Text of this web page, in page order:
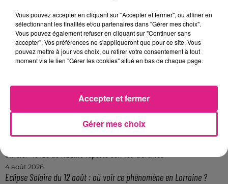
FIL ACTUS
7 août 2026
Lorraine : une journée pas comme les autres au Parc animalier de...
Metz : une distribution de lunette gratuite pour voir l’éclipse
Casting de Woof : l'Euro-Métropole de Metz part à la recherche de...
Officiel : Gauthier Hein quitte le FC Metz pour l'OGC Nice
Officiel : le lac de Madine reporte son feu d’artifice
4 août 2026
Eclipse Solaire du 12 août : où voir ce phénomène en Lorraine ?
Vous pouvez accepter en cliquant sur "Accepter et fermer", ou affiner en
sélectionnant les finalités et/ou partenaires dans "Gérer mes choix".
Vous pouvez également refuser en cliquant sur "Continuer sans
accepter". Vos préférences ne s'appliqueront que pour ce site. Vous
pouvez mettre à jour vos choix, ou retirer votre consentement à tout
moment via le lien "Gérer les cookies" situé en bas de chaque page.
Gérer mes choix
Accepter et fermer